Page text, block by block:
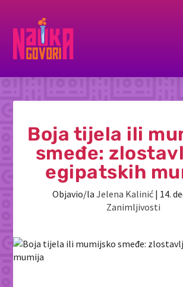
Boja tijela ili
smeđe:
egipatskih
Objavio/la Jelena Kalinić | 14.
Zanimljivosti